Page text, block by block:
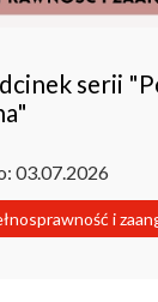
serii
03.07.2026
i